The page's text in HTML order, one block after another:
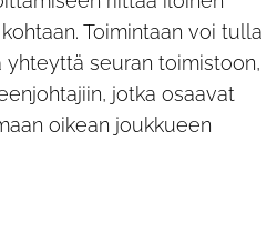
Toimintaan voi tulla
seuran toimistoon,
jotka osaavat
oikean joukkueen